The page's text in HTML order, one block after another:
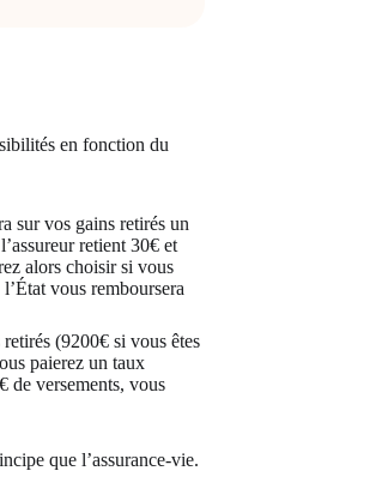
en fonction du
sur vos gains retirés un
retient 30€ et
alors choisir si vous
vous remboursera
(9200€ si vous êtes
paierez un taux
de versements, vous
que l’assurance-vie.